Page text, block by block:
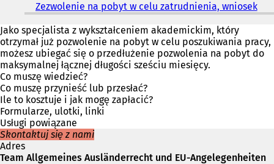
Zezwolenie na pobyt w celu zatrudnienia, wniosek(
O
w
i
o
Jako specjalista z wykształceniem akademickim, który
otrzymał już pozwolenie na pobyt w celu poszukiwania pracy,
możesz ubiegać się o przedłużenie pozwolenia na pobyt do
maksymalnej łącznej długości sześciu miesięcy.
Co muszę wiedzieć?
Co muszę przynieść lub przesłać?
Ile to kosztuje i jak mogę zapłacić?
Formularze, ulotki, linki
Usługi powiązane
Skontaktuj się z nami
Adres
Team Allgemeines Ausländerrecht und EU-Angelegenheiten